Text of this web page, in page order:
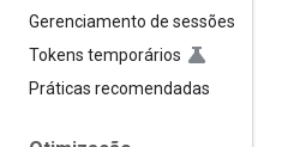
Gerenciamento de sessões
Tokens temporários
Práticas recomendadas